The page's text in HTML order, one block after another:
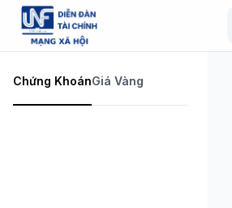
Chứng KhoánGiá Vàng